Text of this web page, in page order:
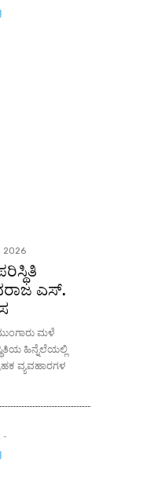
2026
ಎಸ್.
ಮಳೆ
ಹಿನ್ನೆಲೆಯಲ್ಲಿ
ವ್ಯವಹಾರಗಳ
-